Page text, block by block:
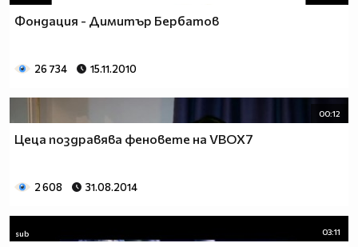
Фондация - Димитър Бербатов
26 734 15.11.2010
00:12
Цеца поздравява феновете на VBOX7
2 608 31.08.2014
sub 03:11